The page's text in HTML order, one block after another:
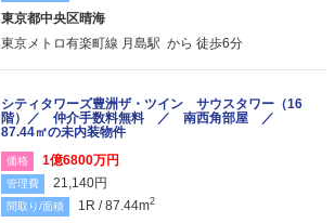
東京都中央区晴海
東京メトロ有楽町線 月島駅 から 徒歩6分
シティタワーズ豊洲ザ・ツイン サウスタワー（16
階）／ 仲介手数料無料 ／ 南西角部屋 ／
87.44㎡の未内装物件
価格 1億6800万円
管理費 21,140円
間取り/面積 1R / 87.44m2